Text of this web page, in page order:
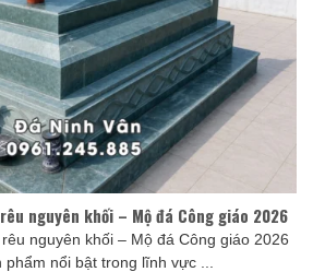
nguyên khối – Mộ đá Công giáo 2026
nguyên khối – Mộ đá Công giáo 2026
nổi bật trong lĩnh vực ...